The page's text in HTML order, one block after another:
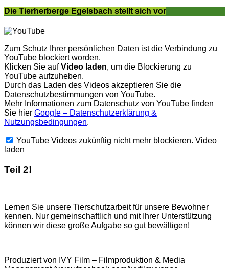
Die Tierherberge Egelsbach stellt sich vor
Zum Schutz Ihrer persönlichen Daten ist die Verbindung zu
YouTube blockiert worden.
Klicken Sie aufVideo laden, um die Blockierung zu
YouTube aufzuheben.
Durch das Laden des Videos akzeptieren Sie die
Datenschutzbestimmungen von YouTube.
Mehr Informationen zum Datenschutz von YouTube finden
Sie hier Google – Datenschutzerklärung &
Nutzungsbedingungen.
YouTube Videos zukünftig nicht mehr blockieren. Video
laden
Teil 2!
Lernen Sie unsere Tierschutzarbeit für unsere Bewohner
kennen. Nur gemeinschaftlich und mit Ihrer Unterstützung
können wir diese große Aufgabe so gut bewältigen!
Produziert von IVY Film – Filmproduktion & Media